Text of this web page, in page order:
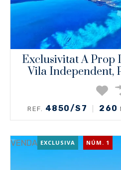
Exclusivitat A Prop
Vila Independent,
REF. 4850/S7 260
VENDA EXCLUSIVA NÚM. 1